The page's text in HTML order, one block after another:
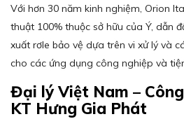
Với hơn 30 năm kinh nghiệm, Orion
thuật 100% thuộc sở hữu của Ý, dẫn
xuất rơle bảo vệ dựa trên vi xử lý và
cho các ứng dụng công nghiệp và
Đại lý Việt Nam –
KT Hưng Gia Phát